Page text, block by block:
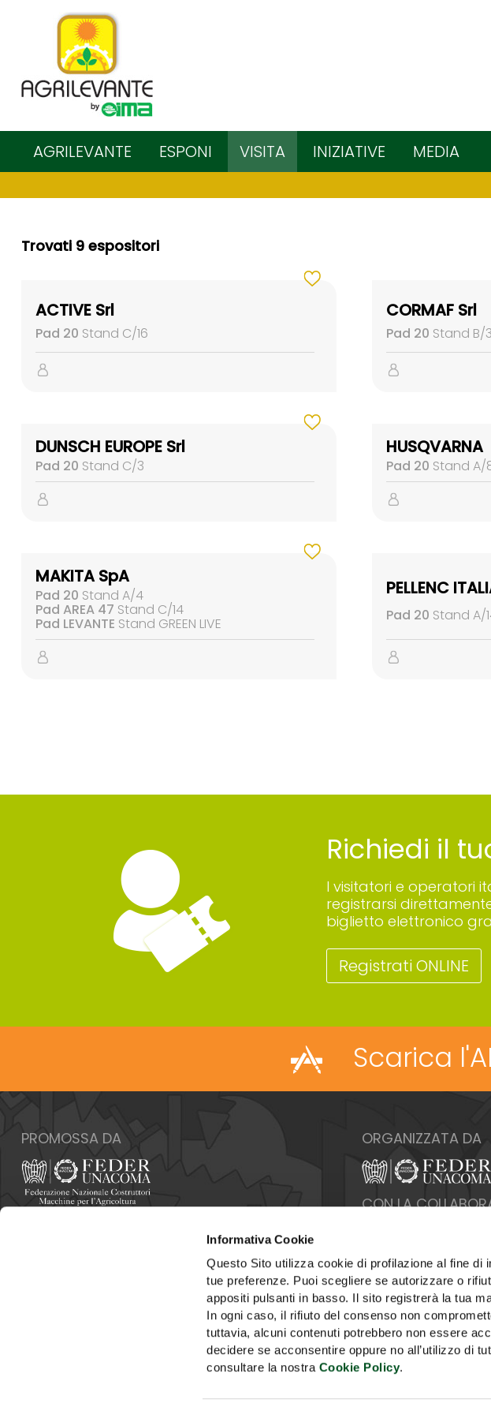
Informativa Cookie
Questo Sito utilizza cookie di profilazione al fine di
tue preferenze. Puoi scegliere se autorizzare o
appositi pulsanti in basso. Il sito registrerà la tua
In ogni caso, il rifiuto del consenso non
tuttavia, alcuni contenuti potrebbero non essere
decidere se acconsentire oppure no all’utilizzo di
consultare la nostra Cookie Policy.
AGRILEVANTE ESPONI VISITA INIZIATIVE MEDIA
Trovati 9 espositori
ACTIVE Srl
Pad 20 Stand C/16
CORMAF Srl
Pad 20 Stand B/3
DUNSCH EUROPE Srl
Pad 20 Stand C/3
HUSQVARNA
Pad 20 Stand A/
MAKITA SpA
Pad 20 Stand A/4
Pad AREA 47 Stand C/14
Pad LEVANTE Stand GREEN LIVE
PELLENC
Pad 20 Stand A/
Richiedi il
I visitatori e operatori
registrarsi
biglietto elettronico
Registrati ONLINE
Scarica
PROMOSSA DA
Tel: +39 06432981 - Fax: +39 064076370
ORGANIZZATA DA
CON LA